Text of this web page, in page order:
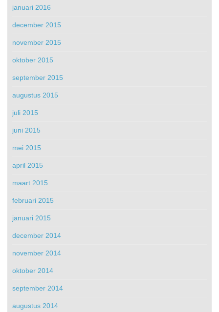
januari 2016
december 2015
november 2015
oktober 2015
september 2015
augustus 2015
juli 2015
juni 2015
mei 2015
april 2015
maart 2015
februari 2015
januari 2015
december 2014
november 2014
oktober 2014
september 2014
augustus 2014